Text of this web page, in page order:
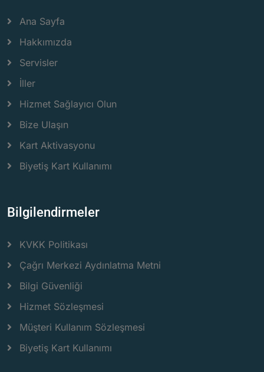
Ana Sayfa
Hakkımızda
Servisler
İller
Hizmet Sağlayıcı Olun
Bize Ulaşın
Kart Aktivasyonu
Biyetiş Kart Kullanımı
Bilgilendirmeler
KVKK Politikası
Çağrı Merkezi Aydınlatma Metni
Bilgi Güvenliği
Hizmet Sözleşmesi
Müşteri Kullanım Sözleşmesi
Biyetiş Kart Kullanımı